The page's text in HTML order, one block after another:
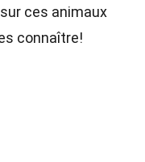
ces animaux
connaître!